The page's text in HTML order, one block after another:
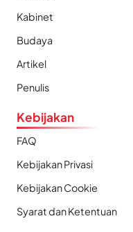
Kabinet
Budaya
Artikel
Penulis
Kebijakan
FAQ
Kebijakan Privasi
Kebijakan Cookie
Syarat dan Ketentuan